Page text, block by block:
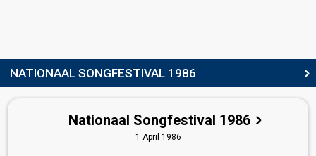
Netherlands 1972:Als het om de liefde gaat(conductor)
Joop van Zijl
COMMENTATOR
NATIONAAL SONGFESTIVAL 1986
Nationaal Songfestival 1986
1 April 1986